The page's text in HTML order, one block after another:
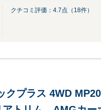
クチコミ評価： 4.7点（ 18件）
クプラス 4WD